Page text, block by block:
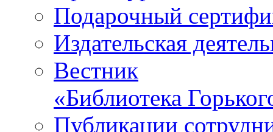
Подарочный
Издательская
Вестник
«Библиотека
Публикации